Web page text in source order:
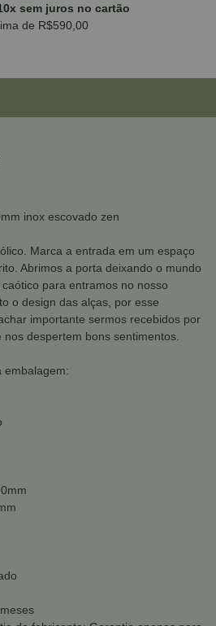
sem juros no cartão
de R$590,00
inox escovado zen
Marca a entrada em um espaço
Abrimos a porta deixando o mundo
para entramos no nosso
o design das alças, por esse
importante sermos recebidos por
despertem bons sentimentos.
embalagem: